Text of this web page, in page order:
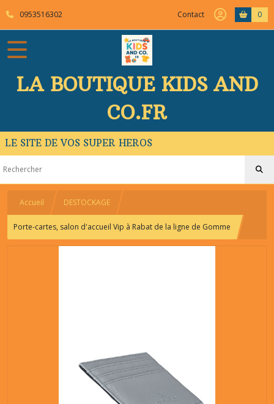
0953516302 Contact 0
LA BOUTIQUE KIDS AND
CO.FR
LE SITE DE VOS SUPER HEROS
Accueil DESTOCKAGE
Porte-cartes, salon d'accueil Vip à Rabat de la ligne de Gomme